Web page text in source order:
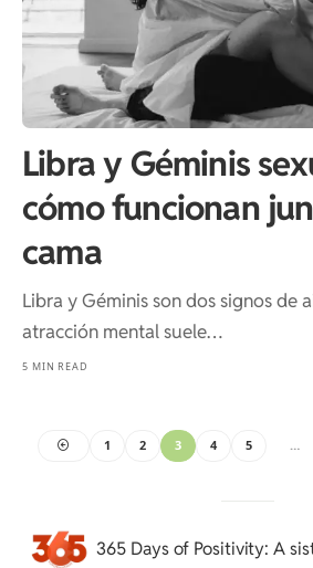
Libra y Géminis
cómo funcionan
cama
Libra y Géminis son dos signos de
atracción mental suele…
5 MIN READ
1 2 3 4 5 …
365 Days of Positivity: A